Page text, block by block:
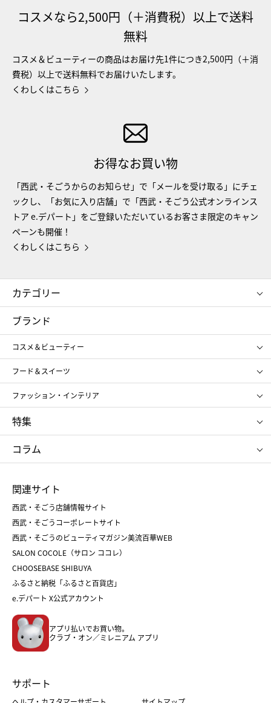
コスメなら2,500円（＋消費税）以上で送料
無料
コスメ＆ビューティーの商品はお届け先1件につき2,500円（＋消
費税）以上で送料無料でお届けいたします。
くわしくはこちら
お得なお買い物
「西武・そごうからのお知らせ」で「メールを受け取る」にチェ
ックし、「お気に入り店舗」で「西武・そごう公式オンラインス
トア e.デパート」をご登録いただいているお客さま限定のキャン
ペーンも開催！
くわしくはこちら
カテゴリー
コスメ＆ビューティー
ギフト
レディース
メンズ
スポーツ・アウトドア
お中元
お歳暮
ブランド
コスメ＆ビューティー
SHISEIDO
ポール&ジョー ボーテ
ジルスチュアート
NARS
RMK
クリニーク
SK-Ⅱ
フード＆スイーツ
アンリ・シャルパンティエ
ゴディバ
新宿高野
たねや
ねんりん家
ファッション・インテリア
ポロ ラルフ ローレン
タケオ キクチ
ママ＆キッズ
シュタイフ
特集
お中元
ひな人形
五月人形
父の日
クリスマスケーキ
ホワイトデー
コラム
菓子折り
和菓子
人気のギフト
バレンタイン
ホワイトデー
おせち
フード
ホーム・キッチン＆アート
関連サイト
西武・そごう店舗情報サイト
西武・そごうコーポレートサイト
西武・そごうのビューティマガジン美流百華WEB
SALON COCOLE（サロン ココレ）
CHOOSEBASE SHIBUYA
ふるさと納税「ふるさと百貨店」
e.デパート X公式アカウント
アプリ払いでお買い物。
クラブ・オン／ミレニアム アプリ
サポート